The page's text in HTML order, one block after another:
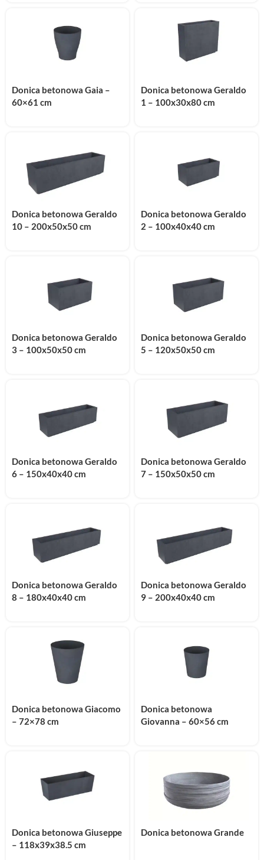
Donica betonowa Gaia –
60×61 cm
Donica betonowa Geraldo
1 – 100x30x80 cm
Donica betonowa Geraldo
10 – 200x50x50 cm
Donica betonowa Geraldo
2 – 100x40x40 cm
Donica betonowa Geraldo
3 – 100x50x50 cm
Donica betonowa Geraldo
5 – 120x50x50 cm
Donica betonowa Geraldo
6 – 150x40x40 cm
Donica betonowa Geraldo
7 – 150x50x50 cm
Donica betonowa Geraldo
8 – 180x40x40 cm
Donica betonowa Geraldo
9 – 200x40x40 cm
Donica betonowa Giacomo
– 72×78 cm
Donica betonowa
Giovanna – 60×56 cm
Donica betonowa Giuseppe
– 118x39x38.5 cm
Donica betonowa Grande